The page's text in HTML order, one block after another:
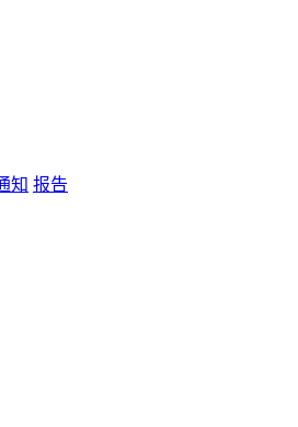
知 报告